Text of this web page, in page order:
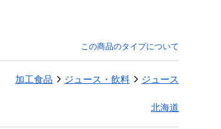
この商品のタイプについて
加工食品 ジュース・飲料 ジュース
北海道